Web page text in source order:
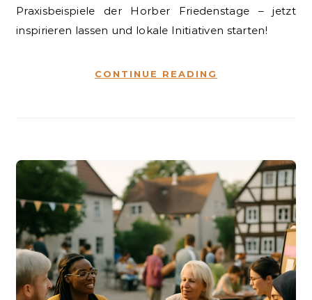
Praxisbeispiele der Horber Friedenstage – jetzt
inspirieren lassen und lokale Initiativen starten!
CONTINUE READING